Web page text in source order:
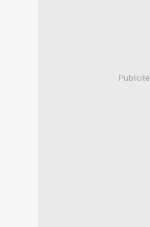
Publicité